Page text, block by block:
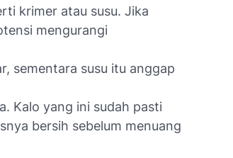
krimer atau susu. Jika
mengurangi
sementara susu itu anggap
Kalo yang ini sudah pasti
bersih sebelum menuang